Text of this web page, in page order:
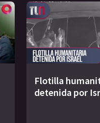
Flotilla
detenida por